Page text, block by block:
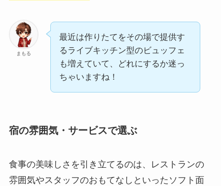
まもる
最近は作りたてをその場で提供す
るライブキッチン型のビュッフェ
も増えていて、どれにするか迷っ
ちゃいますね！
宿の雰囲気・サービスで選ぶ
食事の美味しさを引き立てるのは、レストランの
雰囲気やスタッフのおもてなしといったソフト面